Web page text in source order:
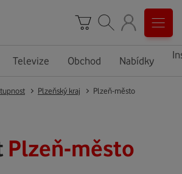
Televize Obchod Nabídky
Plzeňský kraj Plzeň-město
Plzeň-město